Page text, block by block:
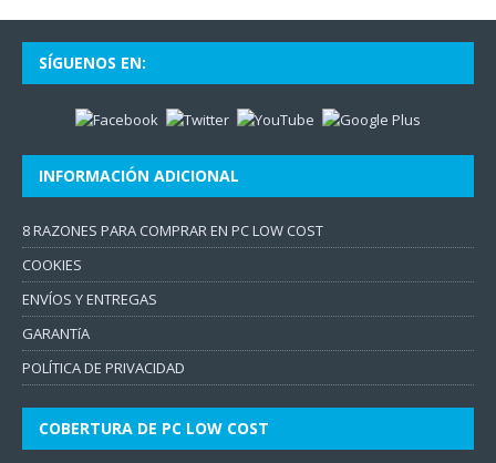
SÍGUENOS EN:
INFORMACIÓN ADICIONAL
8 RAZONES PARA COMPRAR EN PC LOW COST
COOKIES
ENVÍOS Y ENTREGAS
GARANTíA
POLÍTICA DE PRIVACIDAD
COBERTURA DE PC LOW COST